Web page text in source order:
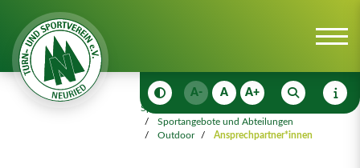
A- A A+
Sportangebot
Sportangebote und Abteilungen
Outdoor
Ansprechpartner*innen